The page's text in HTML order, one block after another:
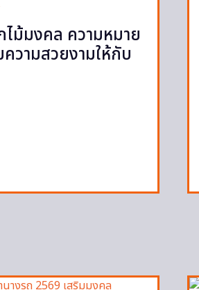
ไม้มงคล ความหมาย
วามสวยงามให้กับ